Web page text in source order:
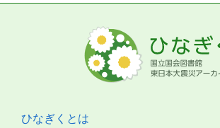
ひなぎくとは